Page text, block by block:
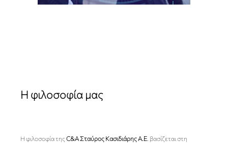
Η φιλοσοφία μας
Η φιλοσοφία τηςC&A Σταύρος Κασιδιάρης Α.Ε . βασίζεται στη